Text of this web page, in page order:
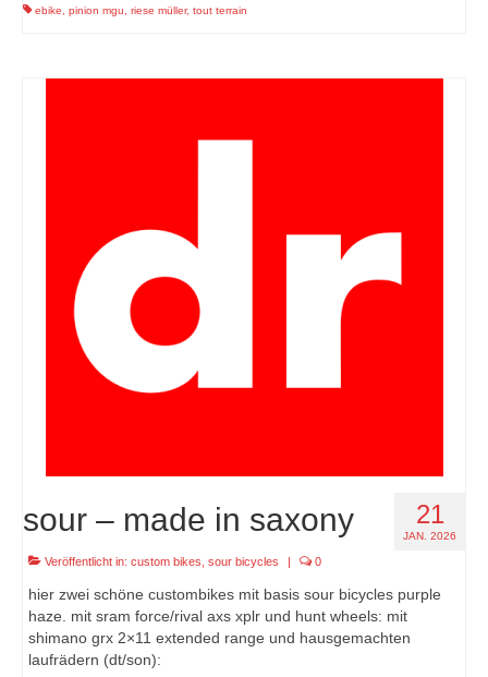
ebike pinion mgu riese müller, tout terrain
21
JAN. 2026
sour – made in saxony
Veröffentlicht in: custom bikes sour bicycles | 0
hier zwei schöne custombikes mit basis sour bicycles purple
haze. mit sram force/rival axs xplr und hunt wheels: mit
shimano grx 2×11 extended range und hausgemachten
laufrädern (dt/son):